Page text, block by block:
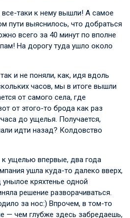
таки к нему вышли! А самое
пути выяснилось, что добраться
всего за 40 минут по вполне
На дорогу туда ушло около
и не поняли, как, идя вдоль
часов, мы в итоге вышли
от самого села, где
от этого-то брода как раз
до ущелья. Получается,
идти назад? Колдовство
к ущелью впервые, два года
ушла куда-то далеко вверх,
кряхтенье одной
решение разворачиваться.
за нос:) Впрочем, в том-то
— чем глубже здесь забредаешь,